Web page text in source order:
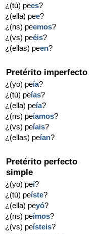
¿(tú) pees?
¿(ella) pee?
¿(ns) peemos?
¿(vs) peéis?
¿(ellas) peen?
Pretérito imperfecto
¿(yo) peía?
¿(tú) peías?
¿(ella) peía?
¿(ns) peíamos?
¿(vs) peíais?
¿(ellas) peían?
Pretérito perfecto
simple
¿(yo) peí?
¿(tú) peíste?
¿(ella) peyó?
¿(ns) peímos?
¿(vs) peísteis?